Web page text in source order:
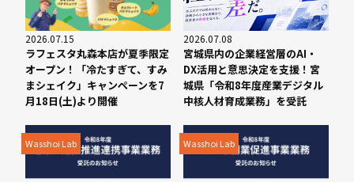
2026.07.15
ラフェスタ丸森本店が夏季限定
オープン！「冷たすぎて、すみ
まシェイク」キャンペーンを7
月18日(土)より開催
2026.07.08
宮城県内の企業経営層のAI・
DX活用と意思決定を支援！宮
城県「令和8年度産業デジタル
中核人材育成業務」を受託
Wasshoi Lab Wasshoi Lab